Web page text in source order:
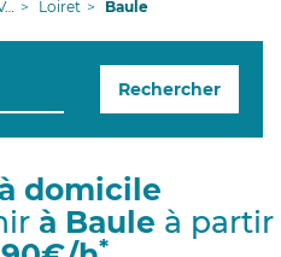
n
g
i
Loiret Baule
Rechercher
domicile
à Baule à partir
*